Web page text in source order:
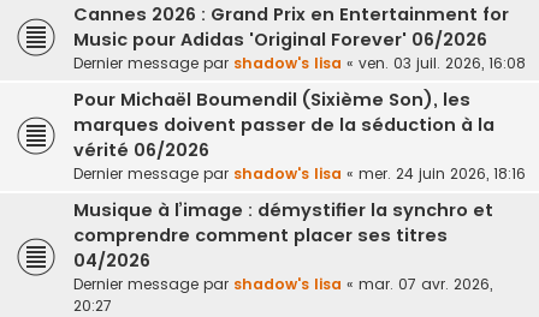
Cannes 2026 : Grand Prix en Entertainment for
Music pour Adidas 'Original Forever' 06/2026
Dernier message par shadow's lisa « ven. 03 juil. 2026, 16:08
Pour Michaël Boumendil (Sixième Son), les
marques doivent passer de la séduction à la
vérité 06/2026
Dernier message par shadow's lisa « mer. 24 juin 2026, 18:16
Musique à l’image : démystifier la synchro et
comprendre comment placer ses titres
04/2026
Dernier message par shadow's lisa « mar. 07 avr. 2026,
20:27